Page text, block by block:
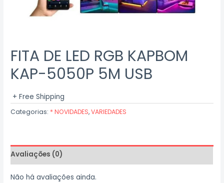
FITA DE LED RGB KAPBOM
KAP-5050P 5M USB
+ Free Shipping
Categorias: * NOVIDADES,VARIEDADES
Avaliações (0)
Não há avaliações ainda.